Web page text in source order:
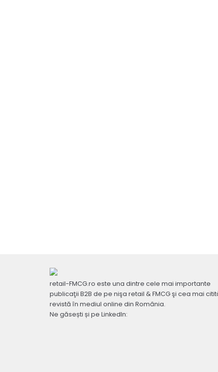
retail-FMCG.ro este una dintre cele mai importante
publicaţii B2B de pe nişa retail & FMCG şi cea mai
revistă în mediul online din România.
Ne găsești și pe LinkedIn: